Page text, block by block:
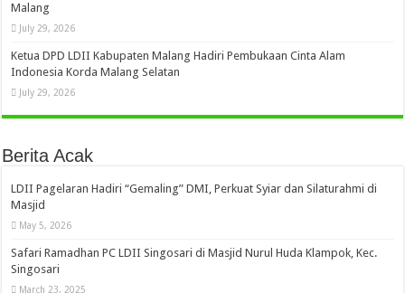
Malang
July 29, 2026
Ketua DPD LDII Kabupaten Malang Hadiri Pembukaan Cinta Alam
Indonesia Korda Malang Selatan
July 29, 2026
Berita Acak
LDII Pagelaran Hadiri “Gemaling” DMI, Perkuat Syiar dan Silaturahmi di
Masjid
May 5, 2026
Safari Ramadhan PC LDII Singosari di Masjid Nurul Huda Klampok, Kec.
Singosari
March 23, 2025